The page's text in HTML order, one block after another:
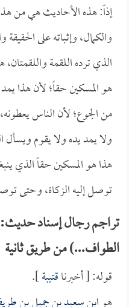
إذاً: هذه الأحاديث هي من
والكمال، وإثباته على
الذي ترده اللقمة
هو المسكين حقاً؛ لأن هذا
من الجوع؛ لأن الناس
ولا يمد يده ولا يقوم
هذا هو المسكين حقاً الذي
توصل إليه الزكاة، وحتى
تراجم رجال إسناد
الطواف...) من طريق ثانية
قوله: [ أخبرناقتيبة].